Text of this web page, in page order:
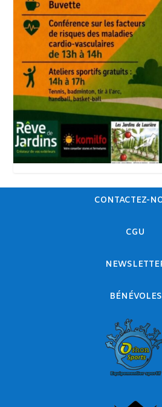
CONTACTEZ-
CGU
BÉNÉVOLES